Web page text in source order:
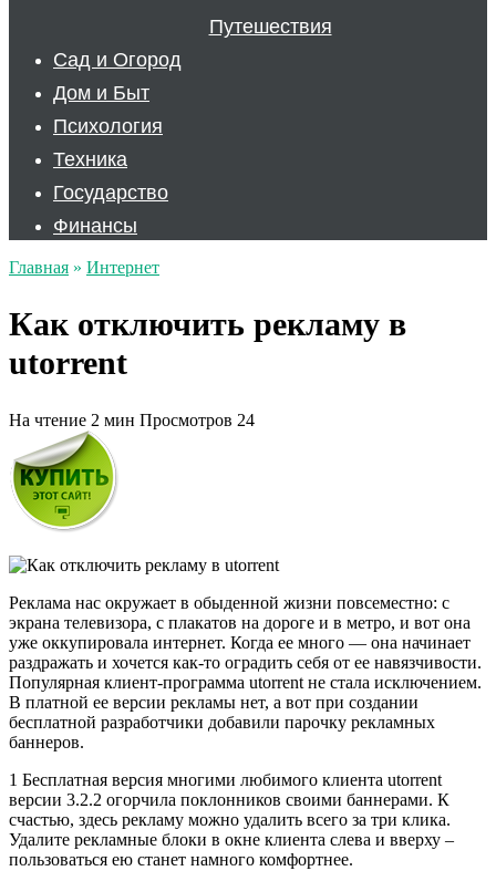
Путешествия
Сад и Огород
Дом и Быт
Психология
Техника
Государство
Финансы
Главная » Интернет
Как отключить рекламу в
utorrent
На чтение 2 мин Просмотров 24
Реклама нас окружает в обыденной жизни повсеместно: с
экрана телевизора, с плакатов на дороге и в метро, и вот она
уже оккупировала интернет. Когда ее много — она начинает
раздражать и хочется как-то оградить себя от ее навязчивости.
Популярная клиент-программа utorrent не стала исключением.
В платной ее версии рекламы нет, а вот при создании
бесплатной разработчики добавили парочку рекламных
баннеров.
1 Бесплатная версия многими любимого клиента utorrent
версии 3.2.2 огорчила поклонников своими баннерами. К
счастью, здесь рекламу можно удалить всего за три клика.
Удалите рекламные блоки в окне клиента слева и вверху –
пользоваться ею станет намного комфортнее.